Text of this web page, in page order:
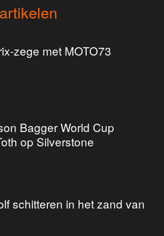
zege met MOTO73
Bagger World Cup
op Silverstone
schitteren in het zand van